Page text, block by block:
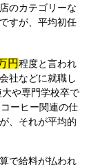
のカテゴリーな
すが、平均初任
円 程度と言われ
社などに就職し
や専門学校卒で
ーヒー関連の仕
、それが平均的
で給料が払われ